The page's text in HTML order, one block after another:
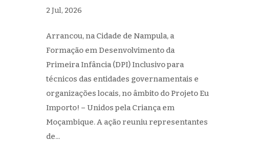
2 Jul, 2026
Arrancou, na Cidade de Nampula, a
Formação em Desenvolvimento da
Primeira Infância (DPI) Inclusivo para
técnicos das entidades governamentais e
organizações locais, no âmbito do Projeto Eu
Importo! – Unidos pela Criança em
Moçambique. A ação reuniu representantes
de...